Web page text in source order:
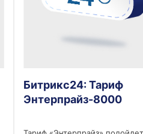
Битрикс24: Тариф
Энтерпрайз-8000